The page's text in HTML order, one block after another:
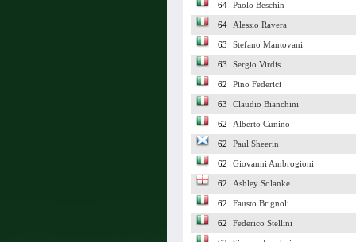
64 Paolo Beschin
64 Alessio Ravera
63 Stefano Mantovani
63 Sergio Virdis
62 Pino Federici
63 Claudio Bianchini
62 Alberto Cunino
62 Paul Sheerin
62 Giovanni Ambrogioni
62 Ashley Solanke
62 Fausto Brignoli
62 Federico Stellini